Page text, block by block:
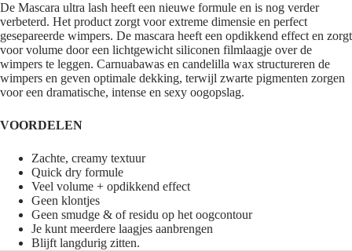
De Mascara ultra lash heeft een nieuwe formule en is nog verder
verbeterd. Het product zorgt voor extreme dimensie en perfect
gesepareerde wimpers. De mascara heeft een opdikkend effect en zorgt
voor volume door een lichtgewicht siliconen filmlaagje over de
wimpers te leggen. Carnuabawas en candelilla wax structureren de
wimpers en geven optimale dekking, terwijl zwarte pigmenten zorgen
voor een dramatische, intense en sexy oogopslag.
VOORDELEN
Zachte, creamy textuur
Quick dry formule
Veel volume + opdikkend effect
Geen klontjes
Geen smudge & of residu op het oogcontour
Je kunt meerdere laagjes aanbrengen
Blijft langdurig zitten.